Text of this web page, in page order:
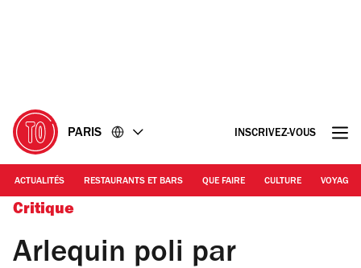
PARIS INSCRIVEZ-VOUS
ACTUALITÉS RESTAURANTS ET BARS QUE FAIRE CULTURE VOYAGE
Critique
Arlequin poli par